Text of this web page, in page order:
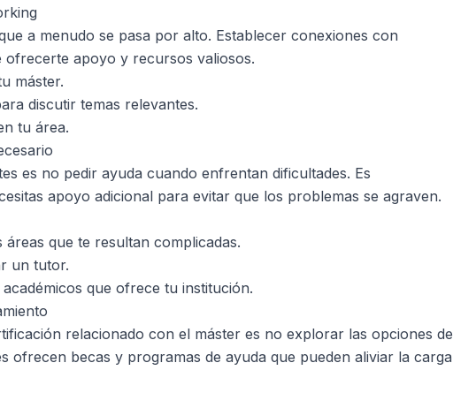
a menudo se pasa por alto. Establecer conexiones con
apoyo y recursos valiosos.
máster.
discutir temas relevantes.
tu área.
es no pedir ayuda cuando enfrentan dificultades. Es
apoyo adicional para evitar que los problemas se agraven.
que te resultan complicadas.
un tutor.
que ofrece tu institución.
relacionado con el máster es no explorar las opciones de
ofrecen becas y programas de ayuda que pueden aliviar la carga